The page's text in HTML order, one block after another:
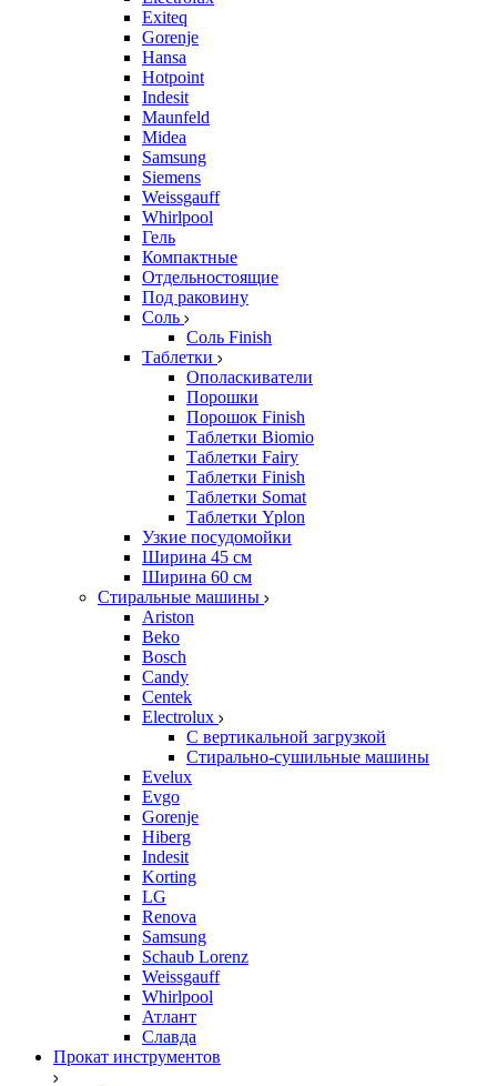
Exiteq
Gorenje
Hansa
Hotpoint
Indesit
Maunfeld
Midea
Samsung
Siemens
Weissgauff
Whirlpool
Гель
Компактные
Отдельностоящие
Под раковину
Соль
Соль Finish
Таблетки
Ополаскиватели
Порошки
Порошок Finish
Таблетки Biomio
Таблетки Fairy
Таблетки Finish
Таблетки Somat
Таблетки Yplon
Узкие посудомойки
Ширина 45 см
Ширина 60 см
Стиральные машины
Ariston
Beko
Bosch
Candy
Centek
Electrolux
С вертикальной загрузкой
Стирально-сушильные машины
Evelux
Evgo
Gorenje
Hiberg
Indesit
Korting
LG
Renova
Samsung
Schaub Lorenz
Weissgauff
Whirlpool
Атлант
Славда
Прокат инструментов